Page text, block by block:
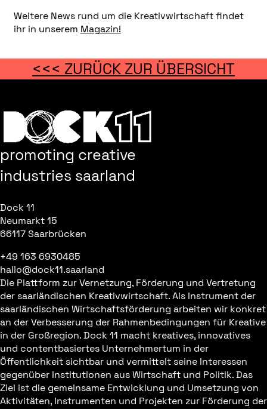
Weitere News rund um die Kreativwirtschaft findet
ihr in unserem Magazin!
<<< ZURÜCK ZUR ÜBERSICHT
promoting creative
industries saarland
Dock 11
Neumarkt 15
66117 Saarbrücken
+49 163 6930485
hallo@dock11.saarland
Die Plattform zur Vernetzung, Förderung und Vertretung
der saarländischen Kreativwirtschaft. Als Instrument der
saarländischen Wirtschaftsförderung arbeiten wir konkret
an der Verbesserung der Rahmenbedingungen für Kreative
in der Großregion. Dock 11 macht kreatives, innovatives
und contentbasiertes Unternehmertum in der
Öffentlichkeit sichtbar und vermittelt seine Interessen
gegenüber Institutionen aus Wirtschaft und Politik. Das
Ziel ist die gemeinsame Entwicklung und Umsetzung von
Aktivitäten, Instrumenten und Projekten zur Förderung der